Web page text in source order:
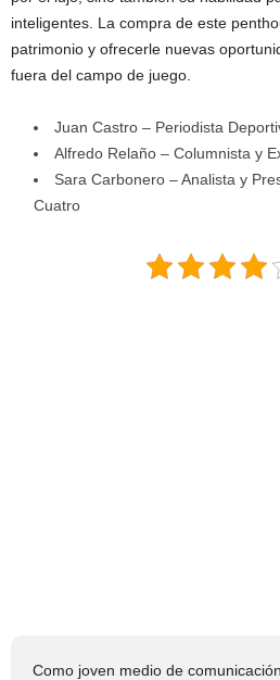
inteligentes. La compra de este
patrimonio y ofrecerle nuevas
fuera del campo de juego.
Juan Castro – Periodista
Alfredo Relaño – Columnista y
Sara Carbonero – Analista y
Cuatro
Como joven medio de